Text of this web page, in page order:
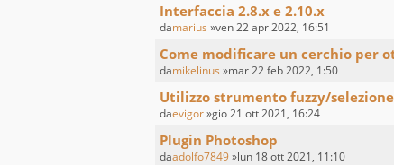
Interfaccia 2.8.x e 2.10.x
damarius »ven 22 apr 2022, 16:51
Come modificare un cerchio per
damikelinus »mar 22 feb 2022, 1:50
Utilizzo strumento fuzzy/
daevigor»gio 21 ott 2021, 16:24
Plugin Photoshop
daadolfo7849»lun 18 ott 2021, 11:10